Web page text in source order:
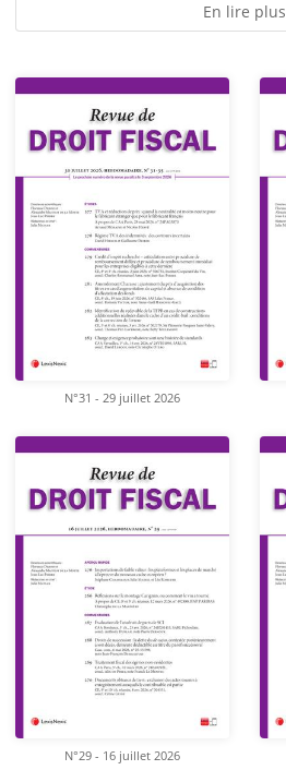
En lire plus
N°31 - 29 juillet 2026
N°29 - 16 juillet 2026